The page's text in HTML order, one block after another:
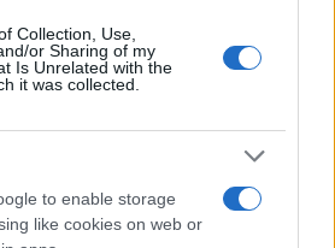
Collection, Use,
or Sharing of my
Is Unrelated with the
it was collected.
to enable storage
like cookies on web or
il II Trofeo Puertas dopo aver
rigori.
di freddo eccezionale porta